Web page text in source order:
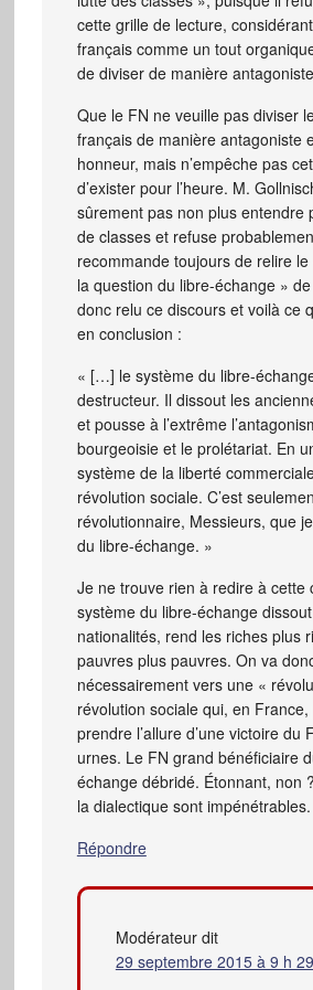
cette grille de lecture,
français comme un tout
de diviser de manière
Que le FN ne veuille pas diviser
français de manière antagoniste
honneur, mais n’empêche pas
d’exister pour l’heure. M.
sûrement pas non plus entendre
de classes et refuse
recommande toujours de relire
la question du libre-échange » de
donc relu ce discours et voilà ce
en conclusion :
« […] le système du libre-
destructeur. Il dissout les
et pousse à l’extrême
bourgeoisie et le prolétariat. En
système de la liberté
révolution sociale. C’est
révolutionnaire, Messieurs, que
du libre-échange. »
Je ne trouve rien à redire à cette
système du libre-échange
nationalités, rend les riches plus
pauvres plus pauvres. On va
nécessairement vers une «
révolution sociale qui, en
prendre l’allure d’une victoire du
urnes. Le FN grand bénéficiaire
échange débridé. Étonnant, non
la dialectique sont impénétrables.
Répondre
Modérateur dit
29 septembre 2015 à 9 h